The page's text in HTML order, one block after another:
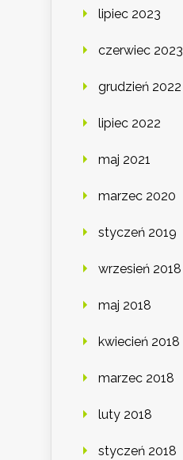
lipiec 2023
czerwiec 2023
grudzień 2022
lipiec 2022
maj 2021
marzec 2020
styczeń 2019
wrzesień 2018
maj 2018
kwiecień 2018
marzec 2018
luty 2018
styczeń 2018